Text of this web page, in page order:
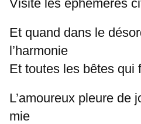
Visite les éphémères
Et quand dans le
l’harmonie
Et toutes les bêtes qui
L’amoureux pleure de
mie